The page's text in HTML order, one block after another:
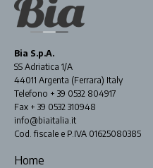
Bia S.p.A.
SS Adriatica 1/A
44011 Argenta (Ferrara) Italy
Telefono + 39 0532 804917
Fax + 39 0532 310948
info@biaitalia.it
Cod. fiscale e P.IVA 01625080385
Home